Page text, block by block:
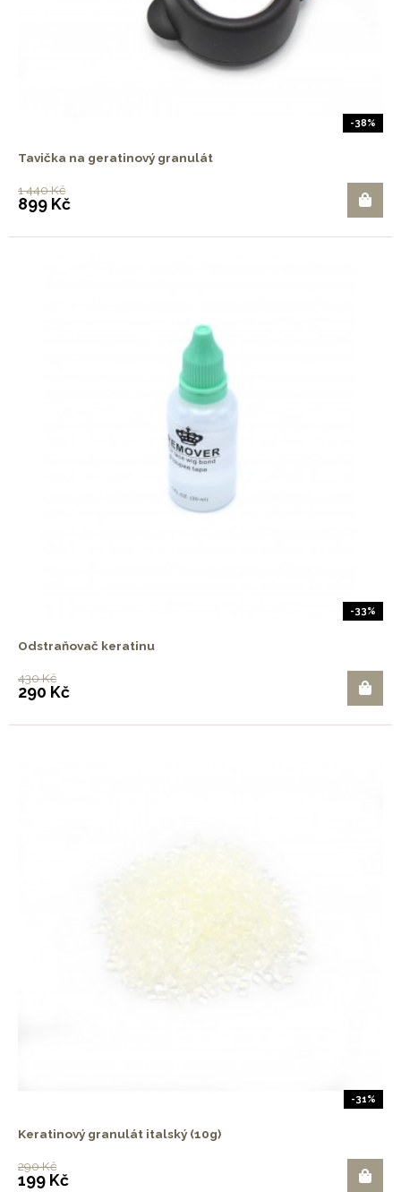
-38%
Tavička na geratinový granulát
1 440 Kč
899 Kč
-33%
Odstraňovač keratinu
430 Kč
290 Kč
-31%
Keratinový granulát italský (10g)
290 Kč
199 Kč